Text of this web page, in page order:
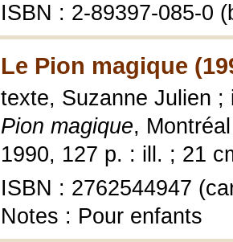
ISBN : 2-89397-085-0
Le Pion magique
texte, Suzanne Julien
Pion magique,
1990, 127 p. : ill. ; 21
ISBN : 2762544947
Notes : Pour enfants